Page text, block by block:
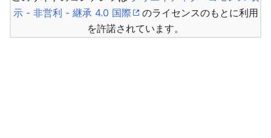
示 - 非営利 - 継承 4.0 国際
のライセンスのもとに利用
を許諾されています。